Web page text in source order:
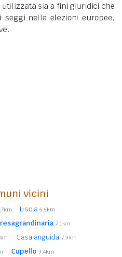
sia a fini giuridici che
nelle elezioni europee,
vicini
Liscia 6,6km
7,1km
Casalanguida 7,9km
Cupello 9,4km